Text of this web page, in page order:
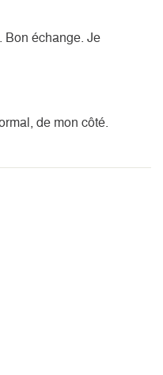
Bon échange. Je
de mon côté.